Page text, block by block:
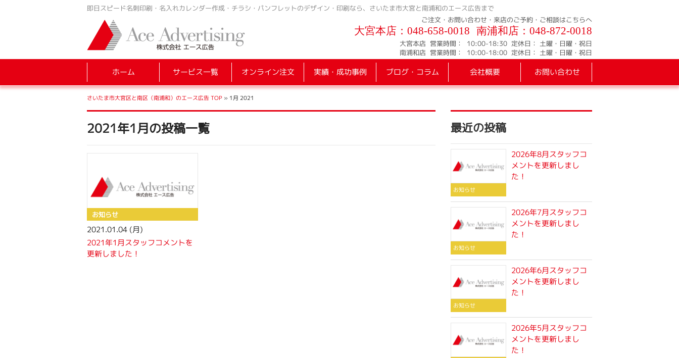
即日スピード名刺印刷・名入れカレンダー作成・チラシ・パンフレットのデザイン・印刷なら、さいたま市大宮と南浦和のエース広告まで
ご注文・お問い合わせ・来店のご予約・ご相談はこちらへ
大宮本店： 048-658-0018 南浦和店： 048-872-0018
大宮本店 営業時間： 10:00-18:30 定休日：
土曜・日曜・祝日
南浦和店 営業時間： 10:00-18:00 定休日： 土曜・日曜・祝日
ホーム サービス一覧 オンライン注文 実績・成功事例 ブログ・コラム 会社概要 お問い合わせ
さいたま市大宮区と南区（南浦和）のエース広告 TOP » 1月 2021
2021年1月の投稿一覧
お知らせ
2021.01.04 (月)
2021年1月スタッフコメントを
更新しました！
最近の投稿
お知らせ
2026年8月スタッフコ
メントを更新しまし
た！
お知らせ
2026年7月スタッフコ
メントを更新しまし
た！
お知らせ
2026年6月スタッフコ
メントを更新しまし
た！
2026年5月スタッフコ
メントを更新しまし
た！